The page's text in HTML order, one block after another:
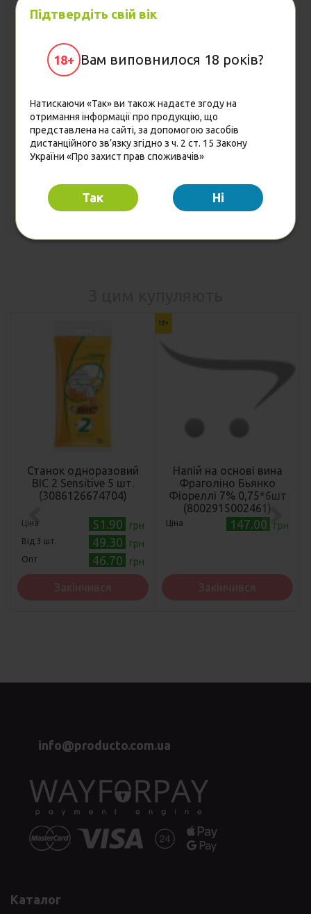
Підтвердіть свій вік
18+ Вам виповнилося 18 років?
Натискаючи «Так» ви також надаєте згоду на
отримання інформації про продукцію, що
представлена на сайті, за допомогою засобів
дистанційного зв’язку згідно з ч. 2 ст. 15 Закону
України «Про захист прав споживачів»
Так Hi
Напій безалкогольний
низькокалорійний
газований, з/б, 0,3 л
(4823063112666)
Ціна 27.80 грн
Від 3 шт. 26.40 грн
Опт 25.00 грн
Купити
низькокалорійний
газований 0,5 л
(4823063112673)
Ціна 30.75
Від 3 шт. 29.20
Опт
Купити
Станок одноразовий
BIC 2 Sensitive 5 шт.
(3086126674704)
Ціна 51.90 грн
Від 3 шт. 49.30 грн
Опт 46.70 грн
Закінчився
18+
Напій на основі вина
Фраголіно Бьянко
Фіореллі 7% 0,75*6шт
(8002915002461)
Ціна 147.00 грн
Закінчився
info@producto.com.ua
Каталог